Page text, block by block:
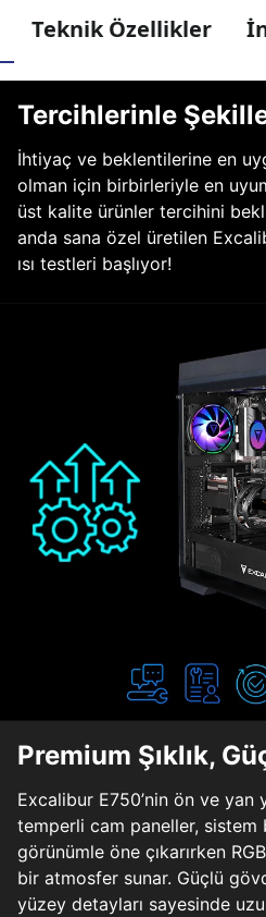
Teknik Özellikler
Tercihlerinle
İhtiyaç ve beklentilerine en
olman için birbirleriyle en
üst kalite ürünler tercihini
anda sana özel üretilen
ısı testleri başlıyor!
Premium Şıklık,
Excalibur E750’nin ön ve yan
temperli cam paneller,
görünümle öne çıkarırken
bir atmosfer sunar. Güçlü
yüzey detayları sayesinde